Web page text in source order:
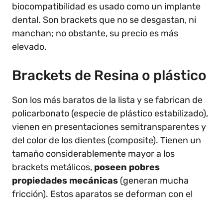
biocompatibilidad es usado como un implante
dental. Son brackets que no se desgastan, ni
manchan; no obstante, su precio es más
elevado.
Brackets de Resina o plástico
Son los más baratos de la lista y se fabrican de
policarbonato (especie de plástico estabilizado),
vienen en presentaciones semitransparentes y
del color de los dientes (composite). Tienen un
tamaño considerablemente mayor a los
brackets metálicos, poseen pobres
propiedades mecánicas (generan mucha
fricción). Estos aparatos se deforman con el